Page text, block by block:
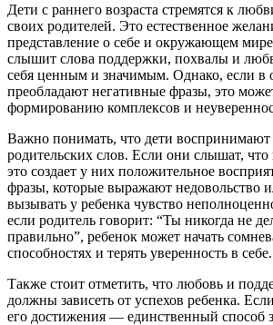
Дети с раннего возраста стремятся к
своих родителей. Это естественное
представление о себе и окружающем
слышит слова поддержки, похвалы и
себя ценным и значимым. Однако, если
преобладают негативные фразы, это
формированию комплексов и
Важно понимать, что дети воспринимают
родительских слов. Если они слышат,
это создает у них положительное
фразы, которые выражают недовольство
вызывать у ребенка чувство
если родитель говорит: “Ты никогда не
правильно”, ребенок может начать
способностях и терять уверенность в себе.
Также стоит отметить, что любовь и
должны зависеть от успехов ребенка.
его достижения — единственный способ